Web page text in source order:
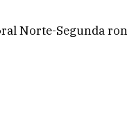
Norte-Segunda